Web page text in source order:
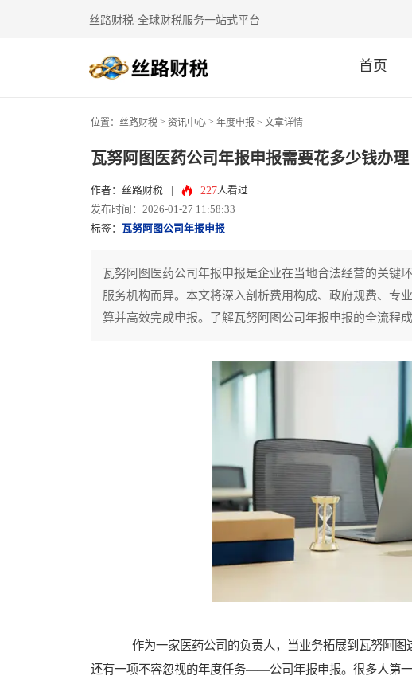
丝路财税-全球财税服务一站式平台
首页
位置： 丝路财税 > 资讯中心 > 年度申报 > 文章详情
瓦努阿图医药公司年报申报需要花多少钱办理
作者：丝路财税 227人看过
发布时间：2026-01-27 11:58:33
标签：
瓦努阿图公司年报申报
瓦努阿图医药公司年报申报是企业在当地合法经营的关键
服务机构而异。本文将深入剖析费用构成、政府规费、专
算并高效完成申报。了解瓦努阿图公司年报申报的全流程
作为一家医药公司的负责人，当业务拓展到瓦努阿图
还有一项不容忽视的年度任务——公司年报申报。很多人第